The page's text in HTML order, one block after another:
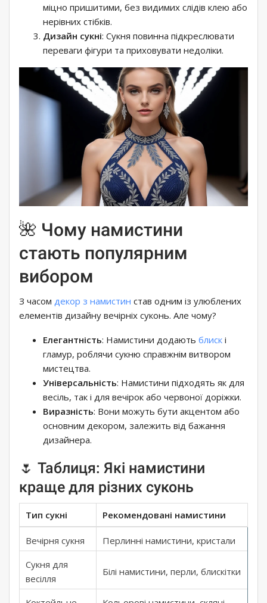
міцно пришитими, без видимих ​​слідів клею або
нерівних стібків.
Дизайн сукні: Сукня повинна підкреслювати
переваги фігури та приховувати недоліки.
🌺 Чому намистини
стають популярним
вибором
З часом декор з намистин став одним із улюблених
елементів дизайну вечірніх суконь. Але чому?
Елегантність: Намистини додають блиск і
гламур, роблячи сукню справжнім витвором
мистецтва.
Універсальність: Намистини підходять як для
весіль, так і для вечірок або червоної доріжки.
Виразність: Вони можуть бути акцентом або
основним декором, залежить від бажання
дизайнера.
🌷 Таблиця: Які намистини
краще для різних суконь
Тип сукні Рекомендовані намистини
Вечірня сукня
Перлинні намистини, кристали
Сукня для
весілля
Білі намистини, перли, блискітки